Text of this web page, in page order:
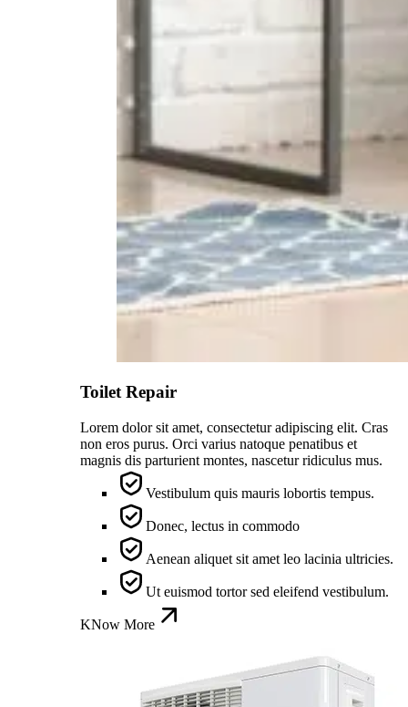
Toilet Repair
Lorem dolor sit amet, consectetur adipiscing elit. Cras
non eros purus. Orci varius natoque penatibus et
magnis dis parturient montes, nascetur ridiculus mus.
Vestibulum quis mauris lobortis tempus.
Donec, lectus in commodo
Aenean aliquet sit amet leo lacinia ultricies.
Ut euismod tortor sed eleifend vestibulum.
KNow More